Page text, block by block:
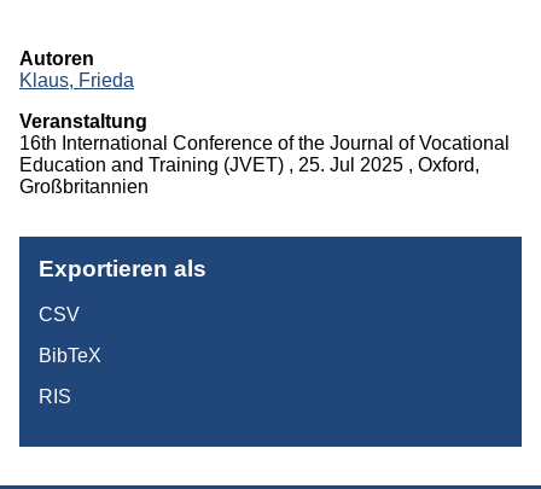
Studium
Autoren
Klaus, Frieda
Veranstaltung
16th International Conference of the Journal of Vocational
Education and Training (JVET) , 25. Jul 2025 , Oxford,
Großbritannien
Exportieren als
CSV
BibTeX
RIS